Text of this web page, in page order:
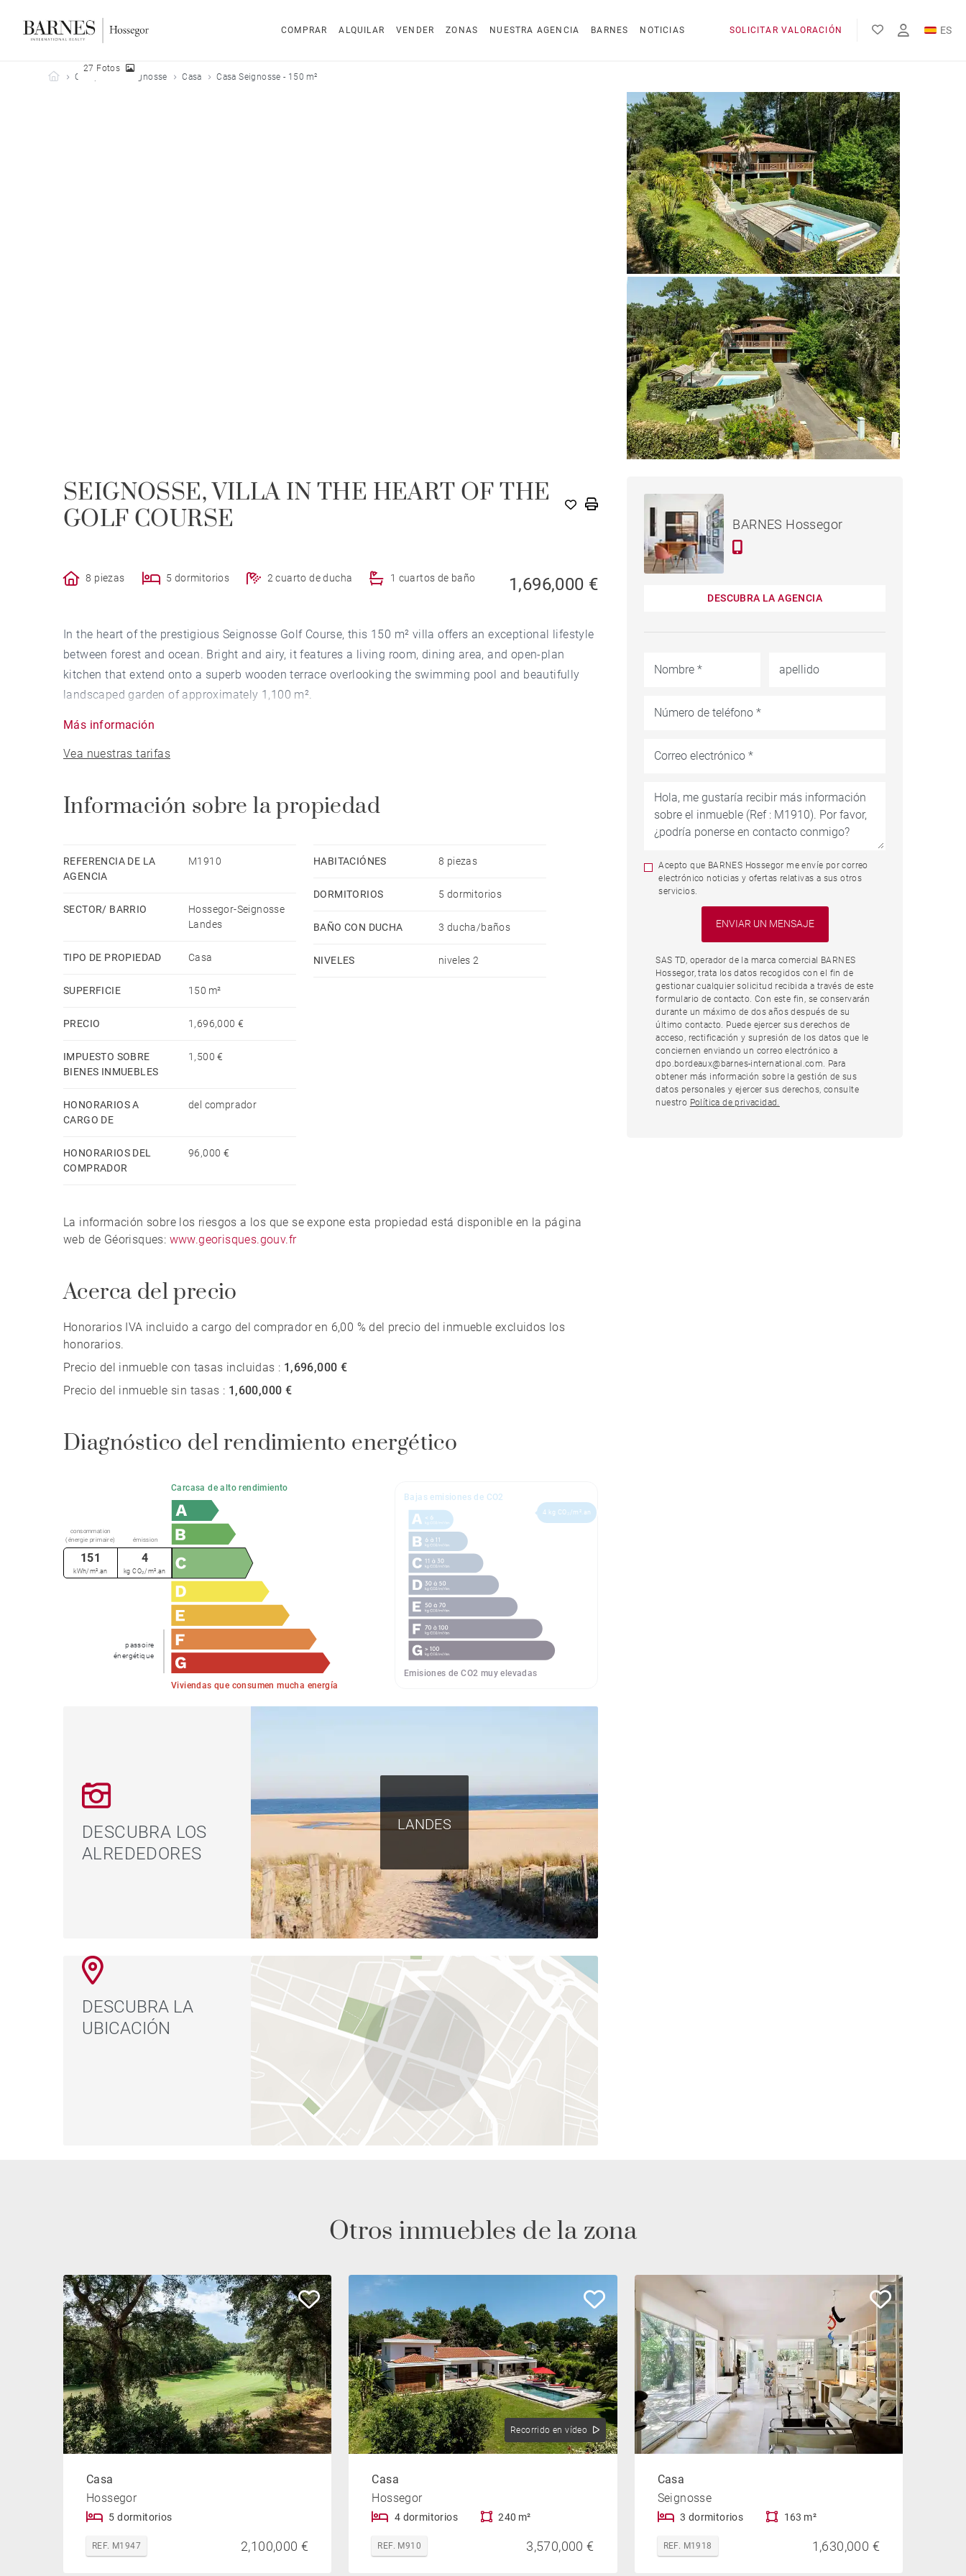
COMPRAR ALQUILAR VENDER ZONAS NUESTRA AGENCIA BARNES NOTICIAS SOLICITAR VALORACIÓN ES
EN
Barnes Hossegor
Comprar Seignosse Casa Casa Seignosse - 150 m²
27 Fotos
SEIGNOSSE, VILLA IN THE HEART OF THE
GOLF COURSE
8 piezas 5 dormitorios 2 cuarto de ducha 1 cuartos de baño 1,696,000 €
In the heart of the prestigious Seignosse Golf Course, this 150 m² villa offers an exceptional lifestyle
between forest and ocean. Bright and airy, it features a living room, dining area, and open-plan
kitchen that extend onto a superb wooden terrace overlooking the swimming pool and beautifully
landscaped garden of approximately 1,100 m².
bathrooms, a fitness room, a laundry room, and a large double garage.
A rare property set in a peaceful and sought-after environment.
Más información
Vea nuestras tarifas
Información sobre la propiedad
REFERENCIA DE LA
AGENCIA
M1910
SECTOR/ BARRIO
Hossegor-Seignosse
Landes
TIPO DE PROPIEDAD Casa
SUPERFICIE 150 m²
PRECIO 1,696,000 €
IMPUESTO SOBRE
BIENES INMUEBLES
1,500 €
HONORARIOS A
CARGO DE
del comprador
HONORARIOS DEL
COMPRADOR
96,000 €
HABITACIÓNES 8 piezas
DORMITORIOS 5 dormitorios
BAÑO CON DUCHA 3 ducha/baños
NIVELES niveles 2
La información sobre los riesgos a los que se expone esta propiedad está disponible en la página
web de Géorisques: www.georisques.gouv.fr
Acerca del precio
Honorarios IVA incluido a cargo del comprador en 6,00 % del precio del inmueble excluidos los
honorarios.
Precio del inmueble con tasas incluidas : 1,696,000 €
Precio del inmueble sin tasas : 1,600,000 €
Diagnóstico del rendimiento energético
Carcasa de alto rendimiento
Viviendas que consumen mucha energía
passoire
énergétique
consommation
(énergie primaire)
émission
151
kWh/m².an
4
kg CO₂/m².an
Bajas emisiones de CO2
Emisiones de CO2 muy elevadas
4 kg CO₂/m².an
DESCUBRA LOS
ALREDEDORES
LANDES
DESCUBRA LA
UBICACIÓN
CASA SEIGNOSSE - 150 M²
BARNES Hossegor
DESCUBRA LA AGENCIA
Acepto que BARNES Hossegor me envíe por correo
electrónico noticias y ofertas relativas a sus otros
servicios.
SAS TD, operador de la marca comercial BARNES
Hossegor, trata los datos recogidos con el fin de
gestionar cualquier solicitud recibida a través de este
formulario de contacto. Con este fin, se conservarán
durante un máximo de dos años después de su
último contacto. Puede ejercer sus derechos de
acceso, rectificación y supresión de los datos que le
conciernen enviando un correo electrónico a
dpo.bordeaux@barnes-international.com. Para
obtener más información sobre la gestión de sus
datos personales y ejercer sus derechos, consulte
nuestro Política de privacidad.
Otros inmuebles de la zona
Casa
Hossegor
5 dormitorios
REF. M1947 2,100,000 €
Recorrido en vídeo
Casa
Hossegor
4 dormitorios 240 m²
REF. M910 3,570,000 €
Casa
Seignosse
3 dormitorios 163 m²
REF. M1918 1,630,000 €